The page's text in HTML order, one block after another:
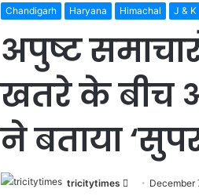
Chandigarh Haryana Himachal J & K
अपुष्ट
खतरे के बीच
ने बताया
tricitytimes
Send December